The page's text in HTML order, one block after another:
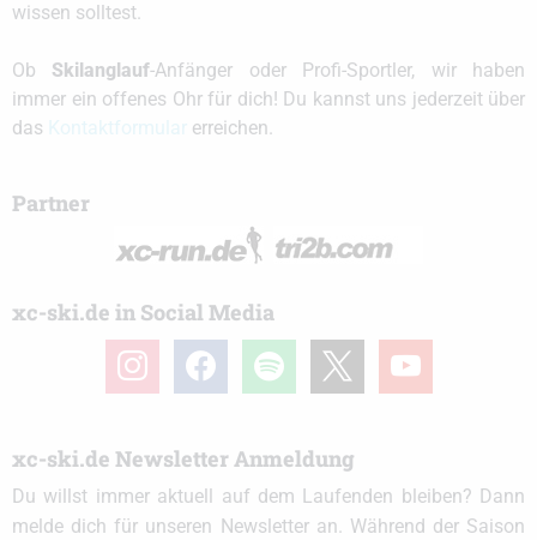
wissen solltest.
Ob Skilanglauf-Anfänger oder Profi-Sportler, wir haben
immer ein offenes Ohr für dich! Du kannst uns jederzeit über
das
erreichen.
Partner
xc-ski.de in Social Media
instagramfacebook spotify youtube
xc-ski.de Newsletter Anmeldung
Du willst immer aktuell auf dem Laufenden bleiben? Dann
melde dich für unseren Newsletter an. Während der Saison